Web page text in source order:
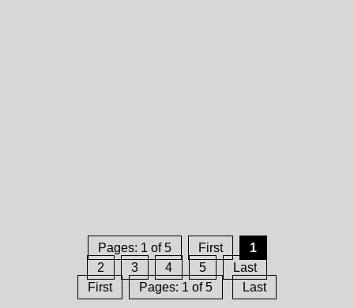
Pages: 1 of 5 First
1
2
3 4 5
Last
First
Pages: 1 of 5 Last